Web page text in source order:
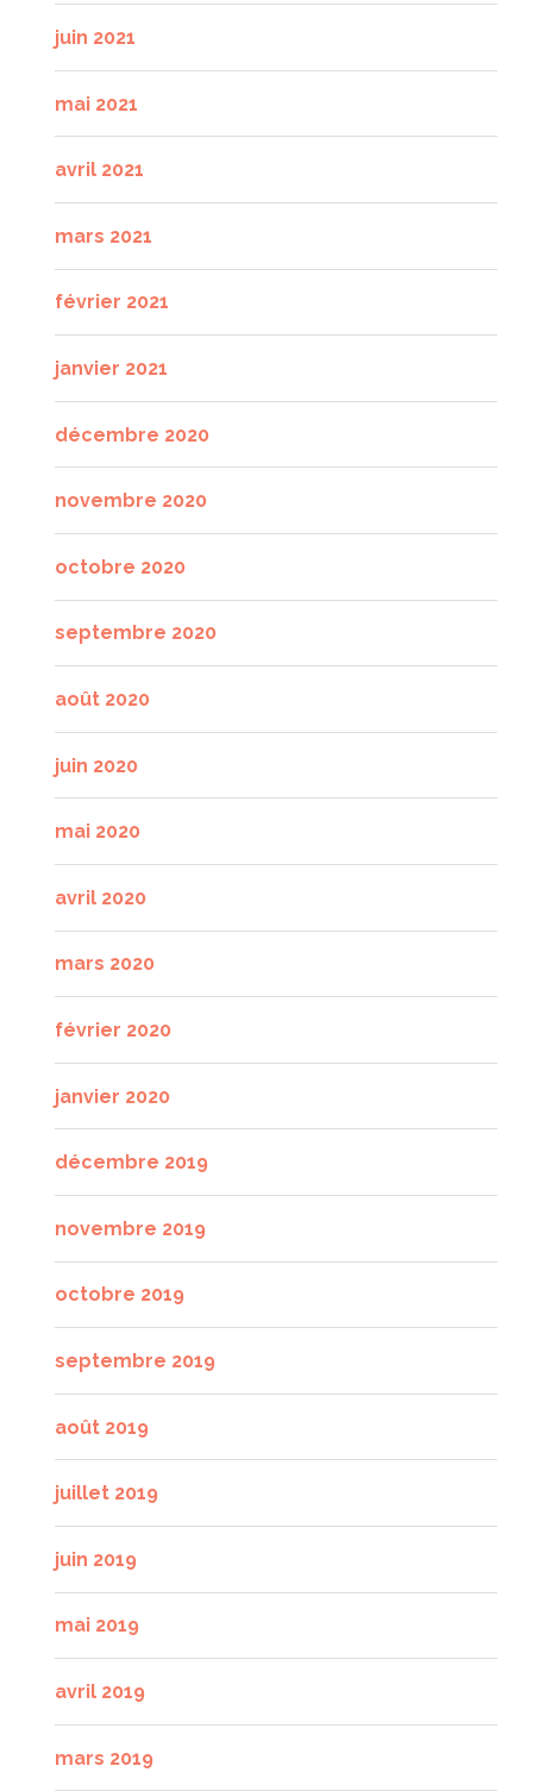
juin 2021
mai 2021
avril 2021
mars 2021
février 2021
janvier 2021
décembre 2020
novembre 2020
octobre 2020
septembre 2020
août 2020
juin 2020
mai 2020
avril 2020
mars 2020
février 2020
janvier 2020
décembre 2019
novembre 2019
octobre 2019
septembre 2019
août 2019
juillet 2019
juin 2019
mai 2019
avril 2019
mars 2019